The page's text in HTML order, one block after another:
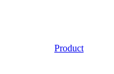
Product